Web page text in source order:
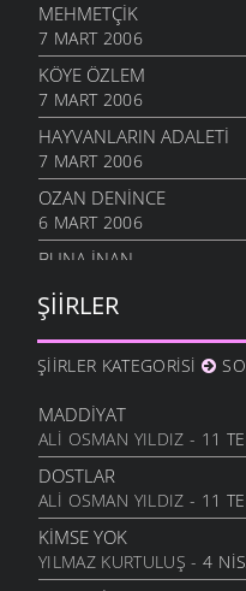
MEHMETÇIK
7 MART 2006
KÖYE ÖZLEM
7 MART 2006
HAYVANLARIN ADALETI
7 MART 2006
OZAN DENINCE
6 MART 2006
BUNA İNAN
NASIL OLUR
6 MART 2006
İHTIYAR İNSAN
6 MART 2006
SEVGI ÜSTÜNE
6 MART 2006
ANLATAMADIK
6 MART 2006
GEL
ŞIIRLER
ŞIIRLER KATEGORISI
MADDIYAT
ALI OSMAN YILDIZ - 11
DOSTLAR
ALI OSMAN YILDIZ - 11
KIMSE YOK
YILMAZ KURTULUŞ - 4